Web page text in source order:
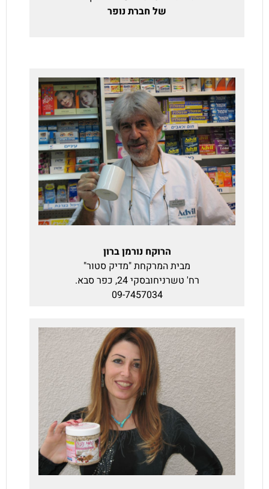
של חברת נופר
הרוקח נורמן ברון
מבית המרקחת "מדיק סטור"
רח' טשרניחובסקי 24, כפר סבא.
09-7457034‬